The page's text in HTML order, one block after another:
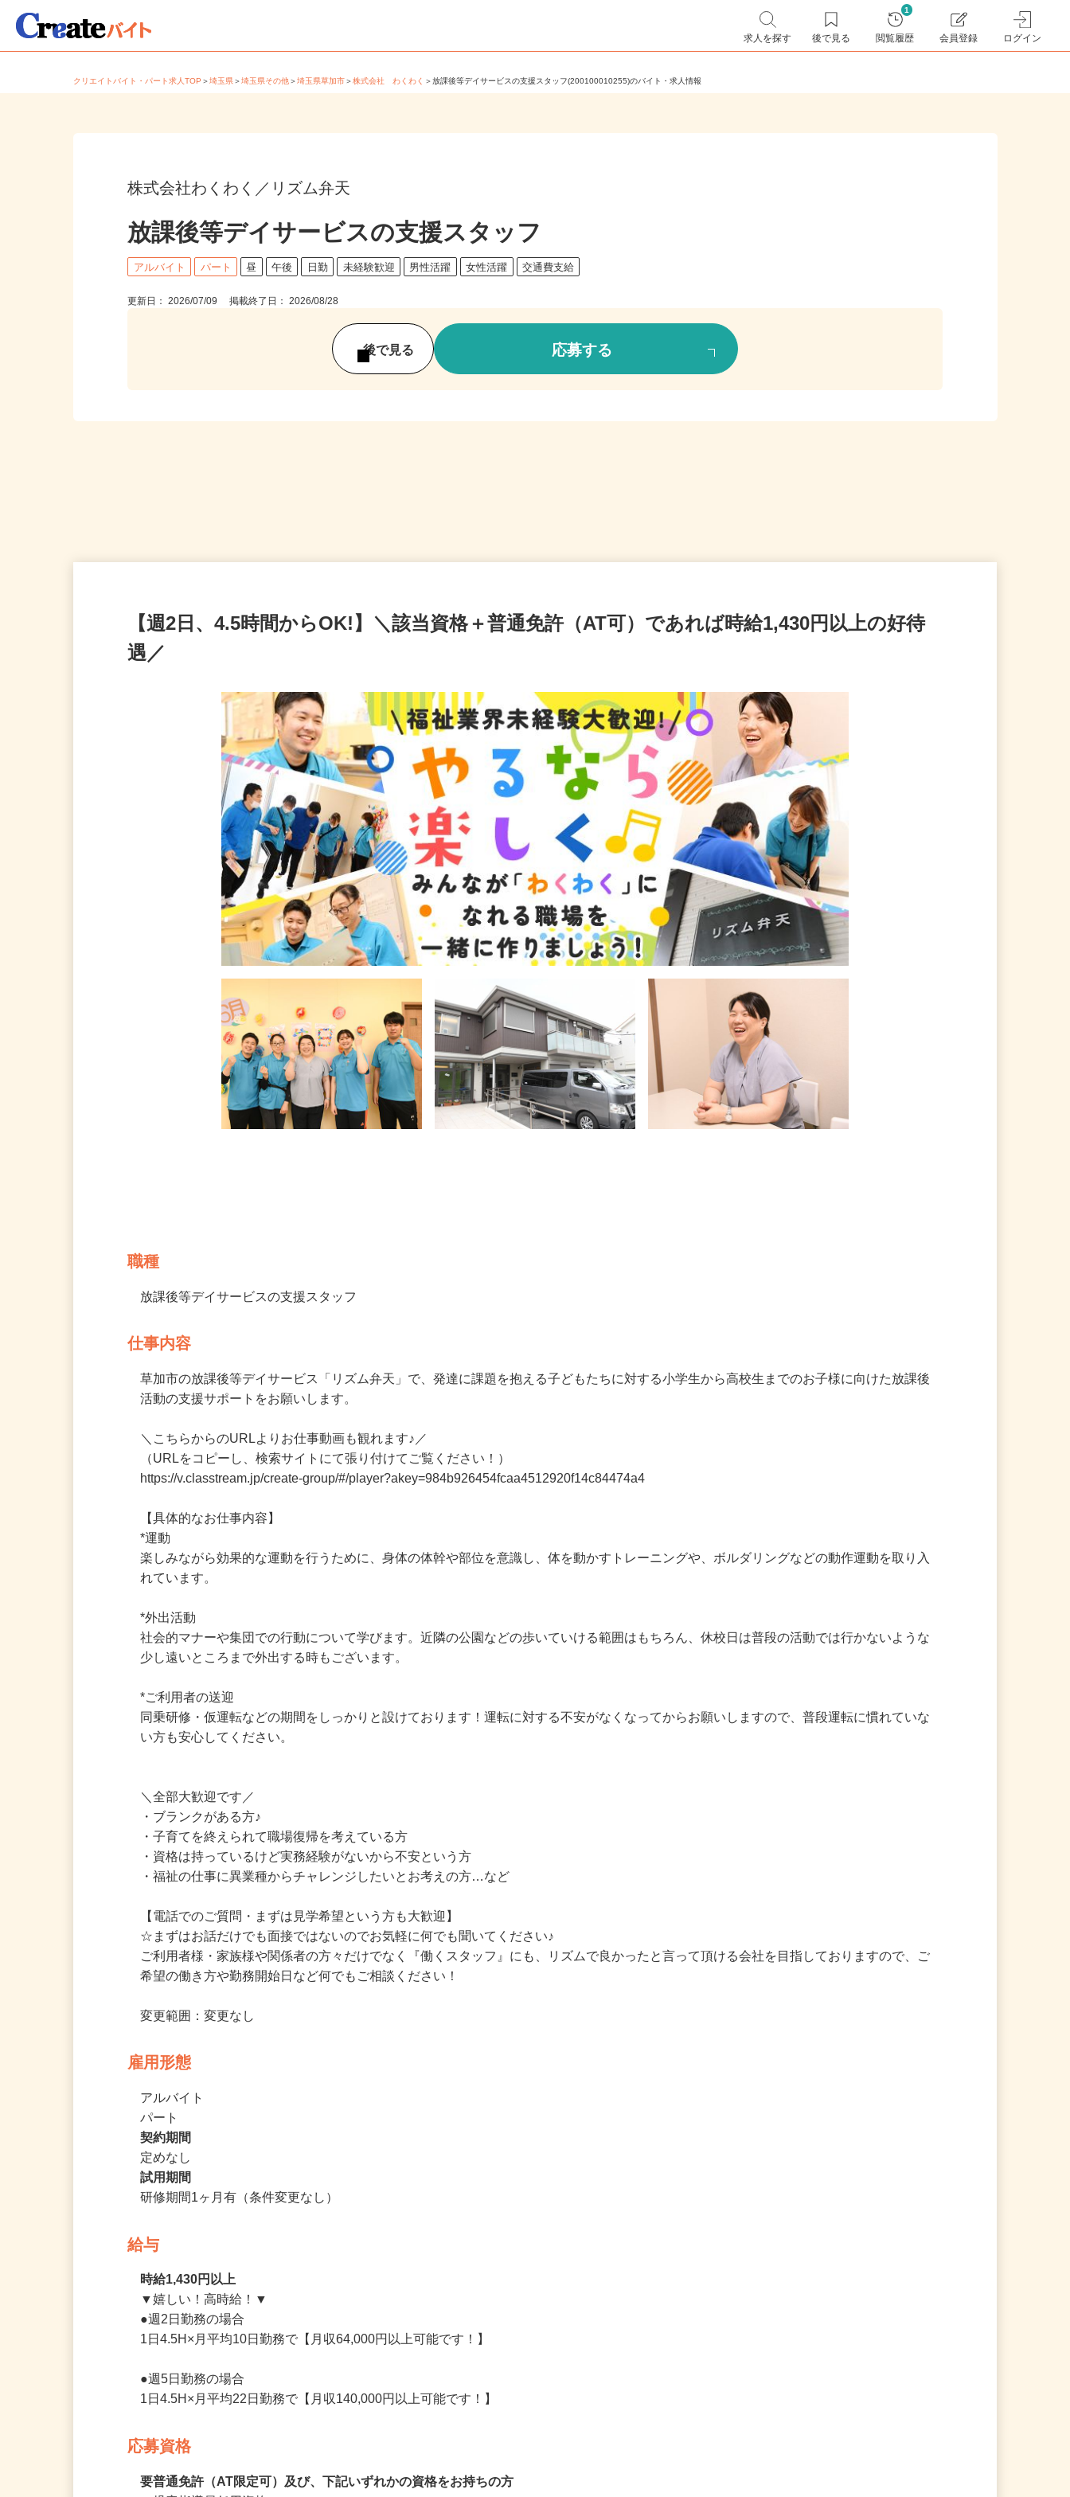
求人を探す 後で見る
1
閲覧履歴 会員登録 ログイン
クリエイトバイト・パート求人TOP＞埼玉県＞埼玉県その他＞埼玉県草加市＞株式会社 わくわく＞放課後等デイサービスの支援スタッフ(200100010255)のバイト・求人情報
株式会社わくわく／リズム弁天
放課後等デイサービスの支援スタッフ
アルバイト パート 昼 午後 日勤 未経験歓迎 男性活躍 女性活躍 交通費支給
更新日： 2026/07/09 掲載終了日： 2026/08/28
後で見る 応募する
【週2日、4.5時間からOK!】＼該当資格＋普通免許（AT可）であれば時給1,430円以上の好待
遇／
草加市の放課後等デイサービス「リズム弁天」で、発達に課題を抱える子どもたちに対する小学生から高校生までのお子様に向けた放課後
＼こちらからのURLよりお仕事動画も観れます♪／
（URLをコピーし、検索サイトにて張り付けてご覧ください！）
【具体的なお仕事内容】
*運動
楽しみながら効果的な運動を行うために、身体の体幹や部位を意識し、体を動かすトレーニングや、ボルダリングなどの動作運動を取り入
*外出活動
社会的マナーや集団での行動について学びます。近隣の公園などの歩いていける範囲はもちろん、休校日は普段の活動では行かないような
*ご利用者の送迎
同乗研修・仮運転などの期間をしっかりと設けております！運転に対する不安がなくなってからお願いしますので、普段運転に慣れていな
＼全部大歓迎です／
・ブランクがある方♪
・子育てを終えられて職場復帰を考えている方
・資格は持っているけど実務経験がないから不安という方
・福祉の仕事に異業種からチャレンジしたいとお考えの方…など
【電話でのご質問・まずは見学希望という方も大歓迎】
☆まずはお話だけでも面接ではないのでお気軽に何でも聞いてください♪
希望の働き方や勤務開始日など何でもご相談ください！
雇用形態
アルバイト
パート
契約期間
定めなし
研修期間1ヶ月有（条件変更なし）
給与
時給1,430円以上
▼嬉しい！高時給！▼
1日4.5H×月平均10日勤務で【月収64,000円以上可能です！】
1日4.5H×月平均22日勤務で【月収140,000円以上可能です！】
応募資格